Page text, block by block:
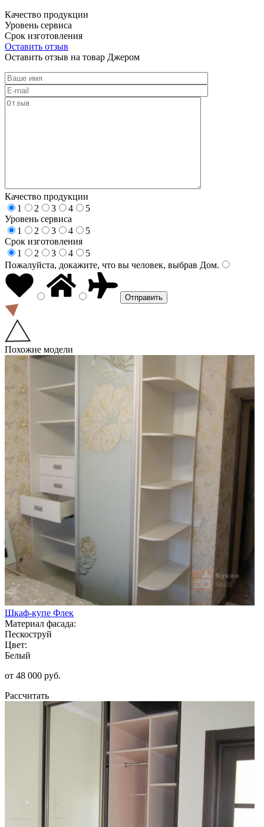
Качество продукции
Уровень сервиса
Срок изготовления
Оставить отзыв
Оставить отзыв на товар Джером
Качество продукции
1
2 3 4
5
Уровень сервиса
1
2 3 4
5
Срок изготовления
1
2 3 4
5
Пожалуйста, докажите, что вы человек, выбрав Дом.
Похожие модели
Шкаф-купе Флек
Материал фасада:
Пескоструй
Цвет:
Белый
от 48 000 руб.
Рассчитать